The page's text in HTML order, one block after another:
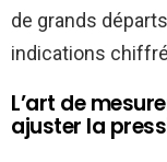
de grands
indications
L’art de
ajuster la